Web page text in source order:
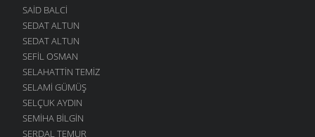
SAID BALCI
SEDAT ALTUN
SEDAT ALTUN
SEFIL OSMAN
SELAHATTIN TEMIZ
SELAMI GÜMÜŞ
SELÇUK AYDIN
SEMIHA BILGIN
SERDAL TEMUR